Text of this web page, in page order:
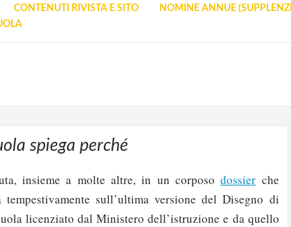
CONTENUTI RIVISTA E SITO
NOMINE ANNUE
spiega perché
insieme a molte altre, in un corposodossier che
tempestivamente sull’ultima versione del Disegno di
licenziato dal Ministero dell’istruzione e da quello